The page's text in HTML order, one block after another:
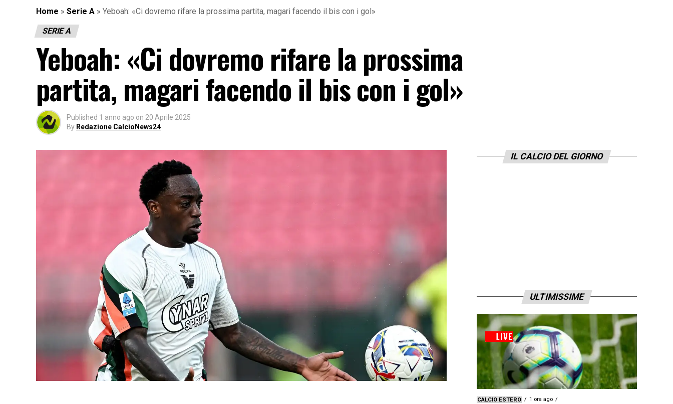
Home » Serie A » Yeboah: «Ci dovremo rifare la prossima partita, magari facendo il bis con i gol»
SERIE A
Yeboah: «Ci dovremo rifare la prossima
partita, magari facendo il bis con i gol»
Published 1 anno ago on 20 Aprile 2025
By Redazione CalcioNews24
IL CALCIO DEL GIORNO
ULTIMISSIME
CALCIO ESTERO 1 ora ago